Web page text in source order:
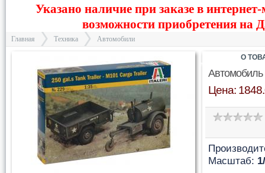
МОТОТЕХНИКА ТЕХНИКА РАЗНАЯ ФИГУРЫ МОДЕЛИ
КРАСКИ И ИНСТРУМЕНТЫ
Указано наличие при заказе в
возможности приобретения на
Главная
>
Техника
>
Автомобили
Автомобиль
Цена:
Масштаб:
О